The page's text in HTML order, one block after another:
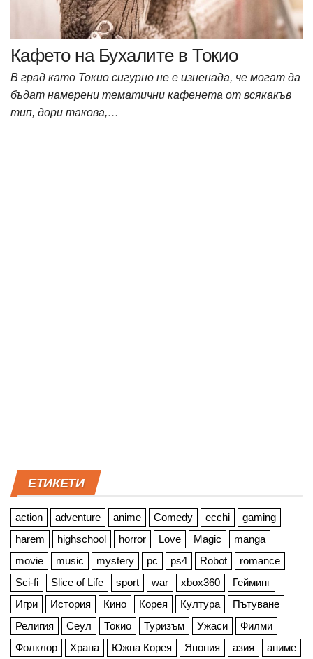
Кафето на Бухалите в Токио
В град като Токио сигурно не е изненада, че могат да
бъдат намерени тематични кафенета от всякакъв
тип, дори такова,…
ЕТИКЕТИ
action adventure anime Comedy ecchi
gaming
harem
highschool horror Love Magic
manga
movie
music mystery pc ps4 Robot
romance
Sci-fi
Slice of Life sport war xbox360
Гейминг
Игри
История Кино Корея Култура
Пътуване
Религия
Сеул Токио Туризъм Ужаси
Филми
Фолклор
Храна Южна Корея Япония азия аниме